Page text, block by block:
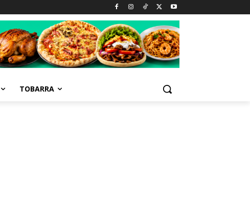
TOBARRA